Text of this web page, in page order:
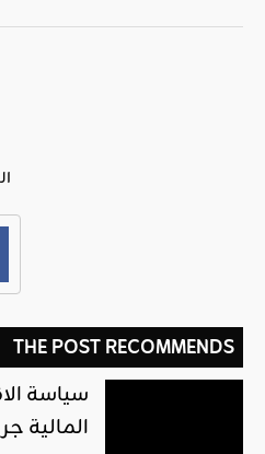
THE POST RECOMMENDS
سياسة
المالية